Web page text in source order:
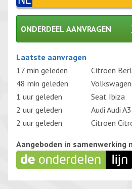
ONDERDEEL AANVRAGEN
Gelieve dit veld leeg te laten.
Laatste aanvragen
17 min geleden
Citroen
48 min geleden
1 uur geleden
Seat Ibiza
2 uur geleden
Audi Audi A3
2 uur geleden
Citroen
Aangeboden in samenwerking